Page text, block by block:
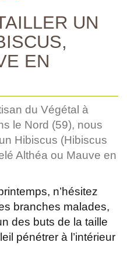
UN
EN
du Végétal à
le Nord (59), nous
Hibiscus (Hibiscus
Althéa ou Mauve en
n’hésitez
branches malades,
des buts de la taille
pénétrer à l’intérieur